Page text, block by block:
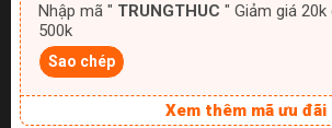
Nhập mã " TRUNGTHUC " Giảm giá 20k cho đơn hàng từ
500k
Sao chép
Xem thêm mã ưu đãi